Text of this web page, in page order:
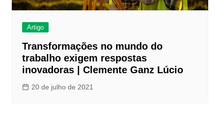
Artigo
Transformações no mundo do
trabalho exigem respostas
inovadoras | Clemente Ganz Lúcio
20 de julho de 2021